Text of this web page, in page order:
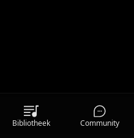
Bibliotheek Community